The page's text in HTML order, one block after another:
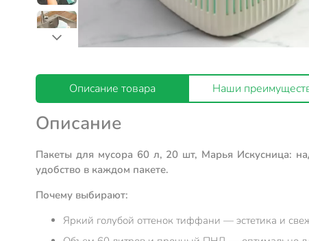
Описание товара Наши
Описание
Пакеты для мусора 60 л, 20 шт, Марья Искусница:
удобство в каждом пакете.
Почему выбирают:
Яркий голубой оттенок тиффани — эстетика и